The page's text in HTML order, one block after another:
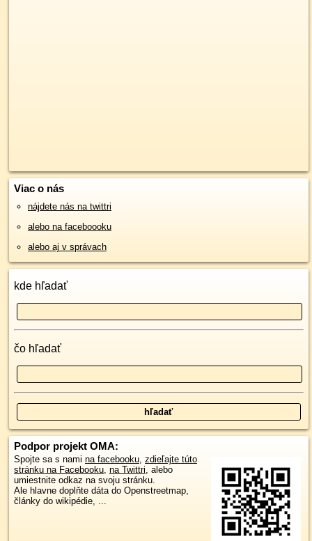
Viac o nás
nájdete nás na twittri
alebo na faceboooku
alebo aj v správach
kde hľadať
čo hľadať
Podpor projekt OMA:
Spojte sa s nami na facebooku, zdieľajte túto
stránku na Facebooku, na Twittri, alebo
umiestnite odkaz na svoju stránku.
Ale hlavne doplňte dáta do Openstreetmap,
články do wikipédie, ...